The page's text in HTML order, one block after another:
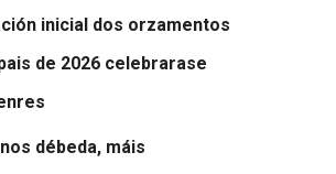
inicial dos orzamentos
de 2026 celebrarase
débeda, máis